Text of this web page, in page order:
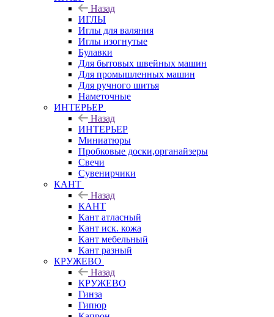
Назад
ИГЛЫ
Иглы для валяния
Иглы изогнутые
Булавки
Для бытовых швейных машин
Для промышленных машин
Для ручного шитья
Наметочные
ИНТЕРЬЕР
Назад
ИНТЕРЬЕР
Миниатюры
Пробковые доски,органайзеры
Свечи
Сувенирчики
КАНТ
Назад
КАНТ
Кант атласный
Кант иск. кожа
Кант мебельный
Кант разный
КРУЖЕВО
Назад
КРУЖЕВО
Гинза
Гипюр